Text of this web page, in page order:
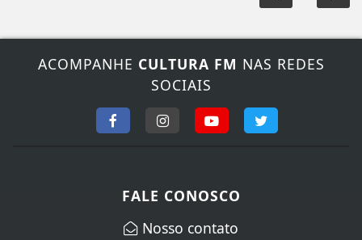
ACOMPANHE CULTURA FM NAS REDES
SOCIAIS
FALE CONOSCO
Nosso contato